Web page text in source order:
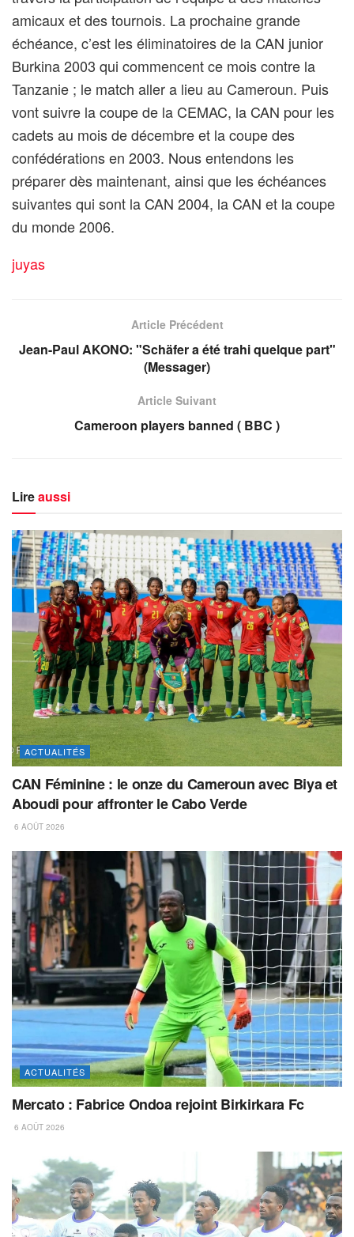
amicaux et des tournois. La prochaine grande
échéance, c’est les éliminatoires de la CAN junior
Burkina 2003 qui commencent ce mois contre la
Tanzanie ; le match aller a lieu au Cameroun. Puis
vont suivre la coupe de la CEMAC, la CAN pour les
cadets au mois de décembre et la coupe des
confédérations en 2003. Nous entendons les
préparer dès maintenant, ainsi que les échéances
suivantes qui sont la CAN 2004, la CAN et la coupe
du monde 2006.
juyas
Article Précédent
Jean-Paul AKONO: "Schäfer a été trahi quelque part"
(Messager)
Article Suivant
Cameroon players banned ( BBC )
Lireaussi
ACTUALITÉS
CAN Féminine : le onze du Cameroun avec Biya et
Aboudi pour affronter le Cabo Verde
6 AOÛT 2026
ACTUALITÉS
Mercato : Fabrice Ondoa rejoint Birkirkara Fc
6 AOÛT 2026